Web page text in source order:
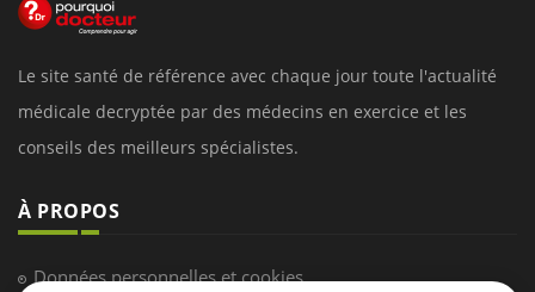
Le site santé de référence avec chaque jour toute l'actualité
médicale decryptée par des médecins en exercice et les
conseils des meilleurs spécialistes.
À PROPOS
Données personnelles et cookies